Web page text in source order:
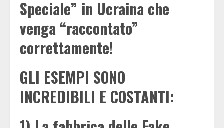
Speciale” in Ucraina che
venga “raccontato”
correttamente!
GLI ESEMPI SONO
INCREDIBILI E COSTANTI: